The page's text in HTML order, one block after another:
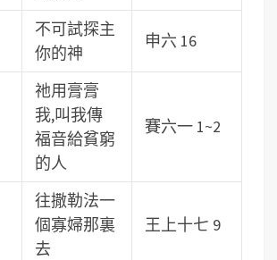
不可試探主
你的神
申六 16
祂用膏膏
我,叫我傳
福音給貧窮
的人
賽六一 1~2
往撒勒法一
個寡婦那裏
去
王上十七 9